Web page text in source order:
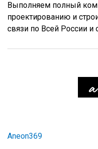
Выполняем полный
проектированию и
связи по Всей России и
Aneon369